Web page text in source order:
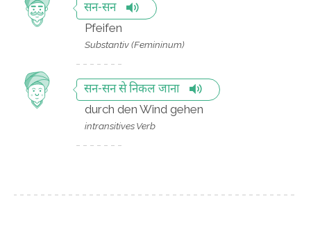
सन-सन
Pfeifen
Substantiv (Femininum)
सन-सन से निकल जाना
durch den Wind gehen
intransitives Verb